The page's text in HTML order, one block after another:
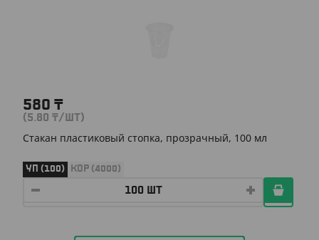
580 ₸
(5.80 ₸/ШТ)
Стакан пластиковый стопка, прозрачный, 100 мл
УП (100) КОР (4000)